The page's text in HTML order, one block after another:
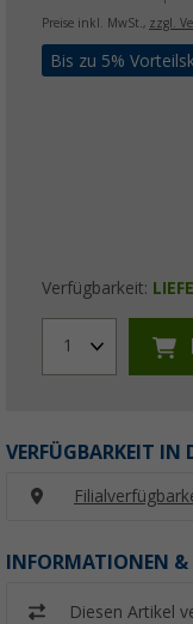
Preise inkl. MwSt., zzgl.
Bis zu 5%
Verfügbarkeit:
1
VERFÜGBARKEIT IN
INFORMATIONEN
Diesen Artikel